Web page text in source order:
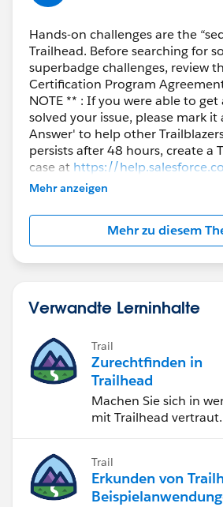
Hands-on challenges are the
Trailhead. Before searching for
superbadge challenges, review
Certification Program
NOTE ** : If you were able to
solved your issue, please mark it
Answer' to help other
persists after 48 hours, create a
case at https://
further assistance.
Mehr anzeigen
Mehr zu diesem
Verwandte Lerninhalte
Trail
Zurechtfinden in
Trailhead
Machen Sie sich in
mit Trailhead vertraut.
Trail
Erkunden von